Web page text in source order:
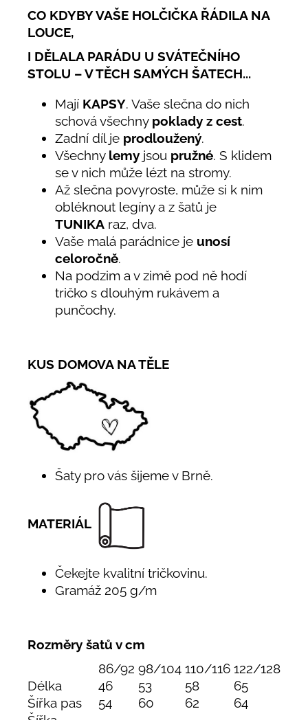
CO KDYBY VAŠE HOLČIČKA ŘÁDILA NA
LOUCE,
I DĚLALA PARÁDU U SVÁTEČNÍHO
STOLU – V TĚCH SAMÝCH ŠATECH...
Mají KAPSY. Vaše slečna do nich
schová všechny poklady z cest.
Zadní díl je prodloužený.
Všechny lemy jsou pružné. S klidem
se v nich může lézt na stromy.
Až slečna povyroste, může si k nim
obléknout legíny a z šatů je
TUNIKA raz, dva.
Vaše malá parádnice je unosí
celoročně.
Na podzim a v zimě pod ně hodí
tričko s dlouhým rukávem a
punčochy.
KUS DOMOVA NA TĚLE
Šaty pro vás šijeme v Brně.
MATERIÁL
Čekejte kvalitní tričkovinu.
Gramáž 205 g/m
Rozměry šatů v cm
86/92 98/104 110/116 122/128
Délka
46 53 58
65
Šířka pas
54 60 62
64